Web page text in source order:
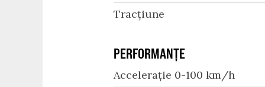
Tracțiune
PERFORMANȚE
Accelerație 0-100 km/h